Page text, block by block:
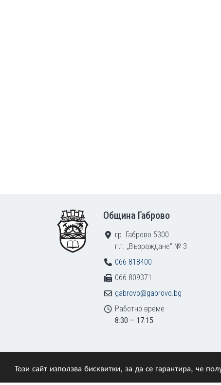
Този сайт използва бисквитки, за да се гарантира, че
Община Габрово
гр. Габрово 5300
пл. „Възраждане“ № 3
066 818400
066 809371
gabrovo@gabrovo.bg
Работно време
8:30 – 17:15
© 2009–2026 Община Габрово. Всички права